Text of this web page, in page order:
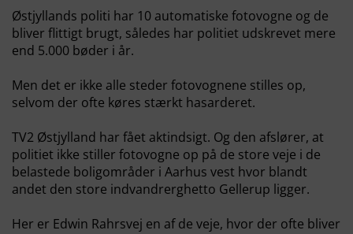
Østjyllands politi har 10 automatiske fotovogne og de
bliver flittigt brugt, således har politiet udskrevet mere
end 5.000 bøder i år.
Men det er ikke alle steder fotovognene stilles op,
selvom der ofte køres stærkt hasarderet.
TV2 Østjylland har fået aktindsigt. Og den afslører, at
politiet ikke stiller fotovogne op på de store veje i de
belastede boligområder i Aarhus vest hvor blandt
andet den store indvandrerghetto Gellerup ligger.
Her er Edwin Rahrsvej en af de veje, hvor der ofte bliver